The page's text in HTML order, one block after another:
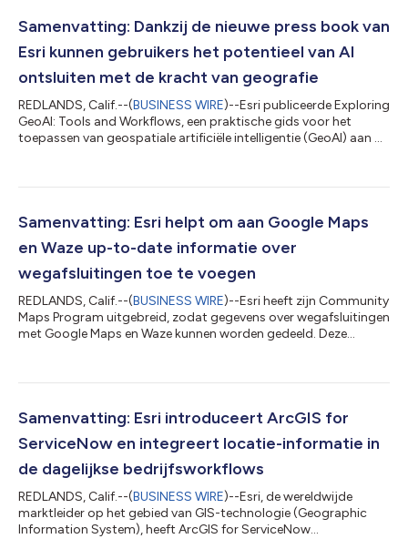
Samenvatting: Dankzij de nieuwe press book van
Esri kunnen gebruikers het potentieel van AI
ontsluiten met de kracht van geografie
REDLANDS, Calif.--(BUSINESS WIRE)--Esri publiceerde Exploring
GeoAI: Tools and Workflows, een praktische gids voor het
toepassen van geospatiale artificiële intelligentie (GeoAI) aan de
en moeten worden vergeleken met de tekst in de brontaal, die
Samenvatting: Esri helpt om aan Google Maps
en Waze up-to-date informatie over
wegafsluitingen toe te voegen
REDLANDS, Calif.--(BUSINESS WIRE)--Esri heeft zijn Community
Maps Program uitgebreid, zodat gegevens over wegafsluitingen
met Google Maps en Waze kunnen worden gedeeld. Deze
vergeleken met de tekst in de brontaal, die als enige
Samenvatting: Esri introduceert ArcGIS for
ServiceNow en integreert locatie-informatie in
de dagelijkse bedrijfsworkflows
REDLANDS, Calif.--(BUSINESS WIRE)--Esri, de wereldwijde
marktleider op het gebied van GIS-technologie (Geographic
Information System), heeft ArcGIS for ServiceNow